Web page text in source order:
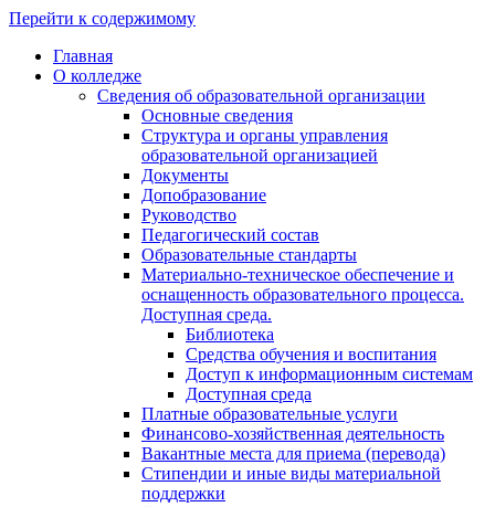
Перейти к содержимому
Главная
О колледже
Сведения об образовательной организации
Основные сведения
Структура и органы управления
образовательной организацией
Документы
Допобразование
Руководство
Педагогический состав
Образовательные стандарты
Материально-техническое обеспечение и
оснащенность образовательного процесса.
Доступная среда.
Библиотека
Средства обучения и воспитания
Доступ к информационным системам
Доступная среда
Платные образовательные услуги
Финансово-хозяйственная деятельность
Вакантные места для приема (перевода)
Стипендии и иные виды материальной
поддержки